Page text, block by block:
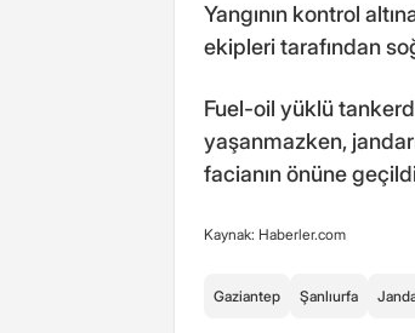
Yangının kontrol
ekipleri tarafından
Fuel-oil yüklü
yaşanmazken,
facianın önüne
Kaynak: Haberler.com
Gaziantep Şanlıurfa